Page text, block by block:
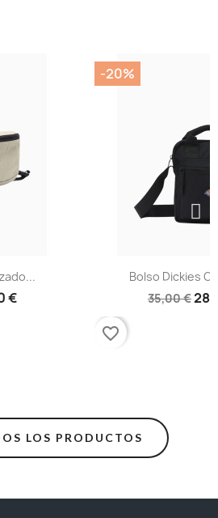
€
Bolso Dickies
35,00 €
-20%
favorite_border
LOS PRODUCTOS